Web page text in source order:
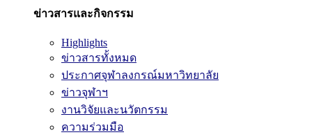
ข่าวสารและกิจกรรม
Highlights
ข่าวสารทั้งหมด
ประกาศจุฬาลงกรณ์มหาวิทยาลัย
ข่าวจุฬาฯ
งานวิจัยและนวัตกรรม
ความร่วมมือ